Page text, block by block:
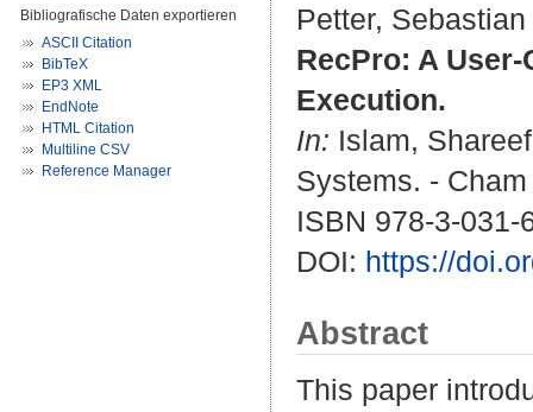
Bibliografische Daten exportieren
ASCII Citation
BibTeX
EP3 XML
EndNote
HTML Citation
Multiline CSV
Reference Manager
Petter, Sebastian
RecPro: A
Execution.
In: Islam,
Systems. -
ISBN 978-3-031-
DOI: https://
Abstract
This paper